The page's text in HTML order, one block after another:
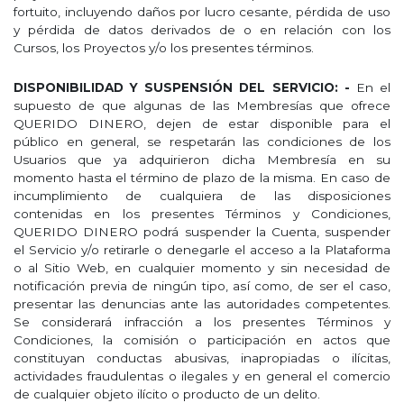
fortuito, incluyendo daños por lucro cesante, pérdida de uso
y pérdida de datos derivados de o en relación con los
Cursos, los Proyectos y/o los presentes términos.
DISPONIBILIDAD Y SUSPENSIÓN DEL SERVICIO: - En el
supuesto de que algunas de las Membresías que ofrece
QUERIDO DINERO, dejen de estar disponible para el
público en general, se respetarán las condiciones de los
Usuarios que ya adquirieron dicha Membresía en su
momento hasta el término de plazo de la misma. En caso de
incumplimiento de cualquiera de las disposiciones
contenidas en los presentes Términos y Condiciones,
QUERIDO DINERO podrá suspender la Cuenta, suspender
el Servicio y/o retirarle o denegarle el acceso a la Plataforma
o al Sitio Web, en cualquier momento y sin necesidad de
notificación previa de ningún tipo, así como, de ser el caso,
presentar las denuncias ante las autoridades competentes.
Se considerará infracción a los presentes Términos y
Condiciones, la comisión o participación en actos que
constituyan conductas abusivas, inapropiadas o ilícitas,
actividades fraudulentas o ilegales y en general el comercio
de cualquier objeto ilícito o producto de un delito.